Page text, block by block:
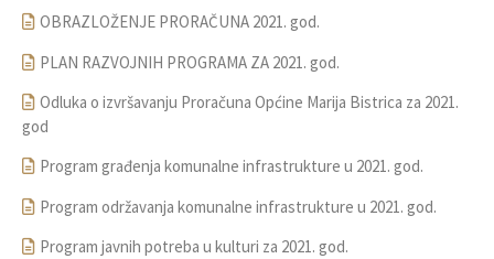
OBRAZLOŽENJE PRORAČUNA 2021. god.
PLAN RAZVOJNIH PROGRAMA ZA 2021. god.
Odluka o izvršavanju Proračuna Općine Marija Bistrica za 2021.
god
Program građenja komunalne infrastrukture u 2021. god.
Program održavanja komunalne infrastrukture u 2021. god.
Program javnih potreba u kulturi za 2021. god.